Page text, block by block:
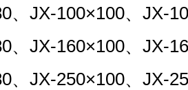
JX-100×100、JX-
JX-160×100、JX-
JX-250×100、JX-